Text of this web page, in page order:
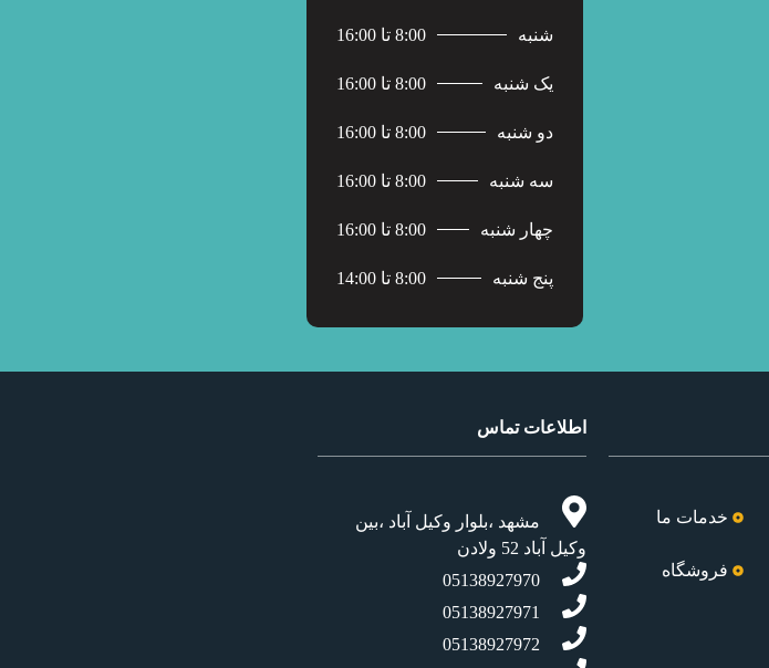
شنبه 8:00 تا 16:00
یک شنبه 8:00 تا 16:00
دو شنبه 8:00 تا 16:00
سه شنبه 8:00 تا 16:00
چهار شنبه 8:00 تا 16:00
پنج شنبه 8:00 تا 14:00
خدمات ما
فروشگاه
اطلاعات تماس
مشهد ،بلوار وکیل آباد ،بین
وکیل آباد 52 ولادن
05138927970
05138927971
05138927972